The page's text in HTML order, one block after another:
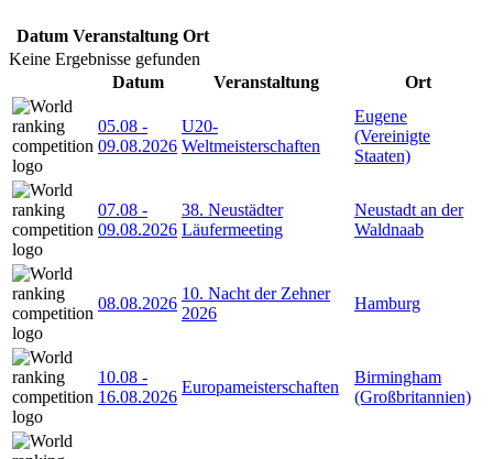
Datum Veranstaltung Ort
Keine Ergebnisse gefunden
Datum
Veranstaltung Ort
05.08 -
09.08.2026
U20-
Weltmeisterschaften
Eugene
(Vereinigte
Staaten)
07.08 -
09.08.2026
38. Neustädter
Läufermeeting
Neustadt an der
Waldnaab
08.08.2026
10. Nacht der Zehner
2026
Hamburg
10.08 -
16.08.2026
Europameisterschaften
Birmingham
(Großbritannien)